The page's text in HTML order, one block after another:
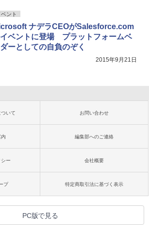
ベント
ナデラCEOがSalesforce.com
ベントに登場 プラットフォームベ
ーとしての自負のぞく
2015年9月21日
いて お問い合わせ
編集部へのご連絡
ー 会社概要
プ 特定商取引法に基づく表示
PC版で見る